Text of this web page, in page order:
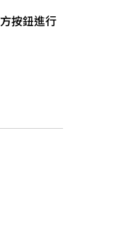
按鈕進行